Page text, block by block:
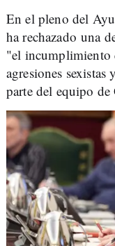
En el pleno del
ha rechazado una
"el incumplimiento
agresiones
parte del equipo